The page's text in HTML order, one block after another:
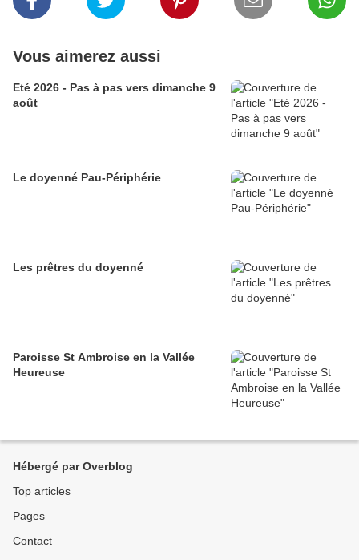
Vous aimerez aussi
Eté 2026 - Pas à pas vers dimanche 9
août
Le doyenné Pau-Périphérie
Les prêtres du doyenné
Paroisse St Ambroise en la Vallée
Heureuse
Hébergé par Overblog
Top articles
Pages
Contact